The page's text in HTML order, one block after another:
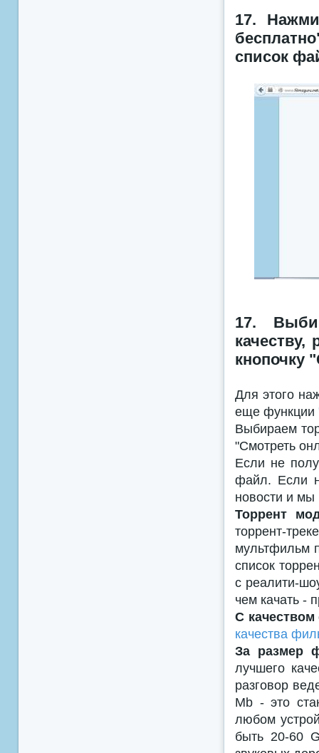
17.
список
17.
кнопочку
Для этого
еще функции
Выбираем
"Смотреть
Если не
файл. Если
новости и мы
Торрент
торрент-
мультфильм
список
с реалити-
чем качать -
С
качества
За размер
лучшего
разговор
Mb - это
любом
быть 20-60